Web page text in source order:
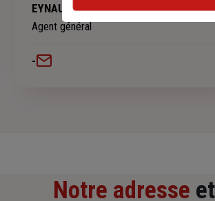
EYNAUD Geoffroy
Agent général
-
Notre adresse